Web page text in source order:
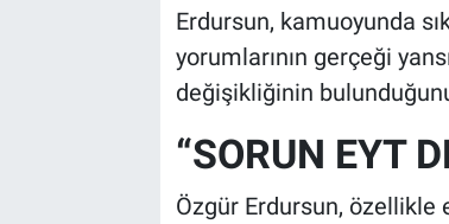
Erdursun, kamuoyunda
yorumlarının gerçeği
değişikliğinin
“SORUN EYT
Özgür Erdursun, özellikle